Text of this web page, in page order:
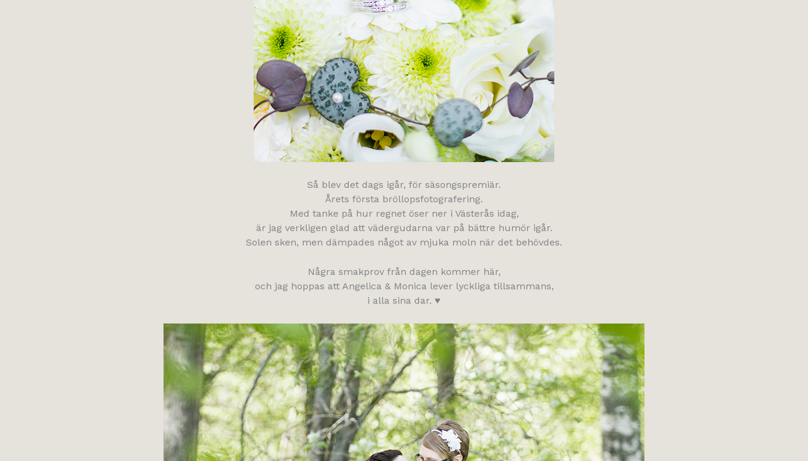
Så blev det dags igår, för säsongspremiär.
Årets första bröllopsfotografering.
Med tanke på hur regnet öser ner i Västerås idag,
är jag verkligen glad att vädergudarna var på bättre humör igår.
Solen sken, men dämpades något av mjuka moln när det behövdes.
Några smakprov från dagen kommer här,
och jag hoppas att Angelica & Monica lever lyckliga tillsammans,
i alla sina dar. ♥